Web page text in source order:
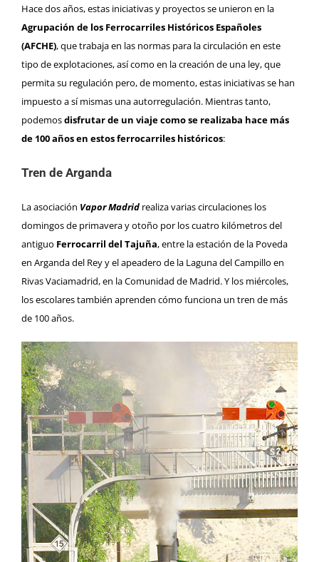
Hace dos años, estas iniciativas y proyectos se unieron en la
Agrupación de los Ferrocarriles Históricos Españoles
(AFCHE), que trabaja en las normas para la circulación en este
tipo de explotaciones, así como en la creación de una ley, que
permita su regulación pero, de momento, estas iniciativas se han
impuesto a sí mismas una autorregulación. Mientras tanto,
podemosdisfrutar de un viaje como se realizaba hace más
de 100 años en estos ferrocarriles históricos:
Tren de Arganda
La asociación Vapor Madrid realiza varias circulaciones los
domingos de primavera y otoño por los cuatro kilómetros del
antiguo Ferrocarril del Tajuña, entre la estación de la Poveda
en Arganda del Rey y el apeadero de la Laguna del Campillo en
Rivas Vaciamadrid, en la Comunidad de Madrid. Y los miércoles,
los escolares también aprenden cómo funciona un tren de más
de 100 años.